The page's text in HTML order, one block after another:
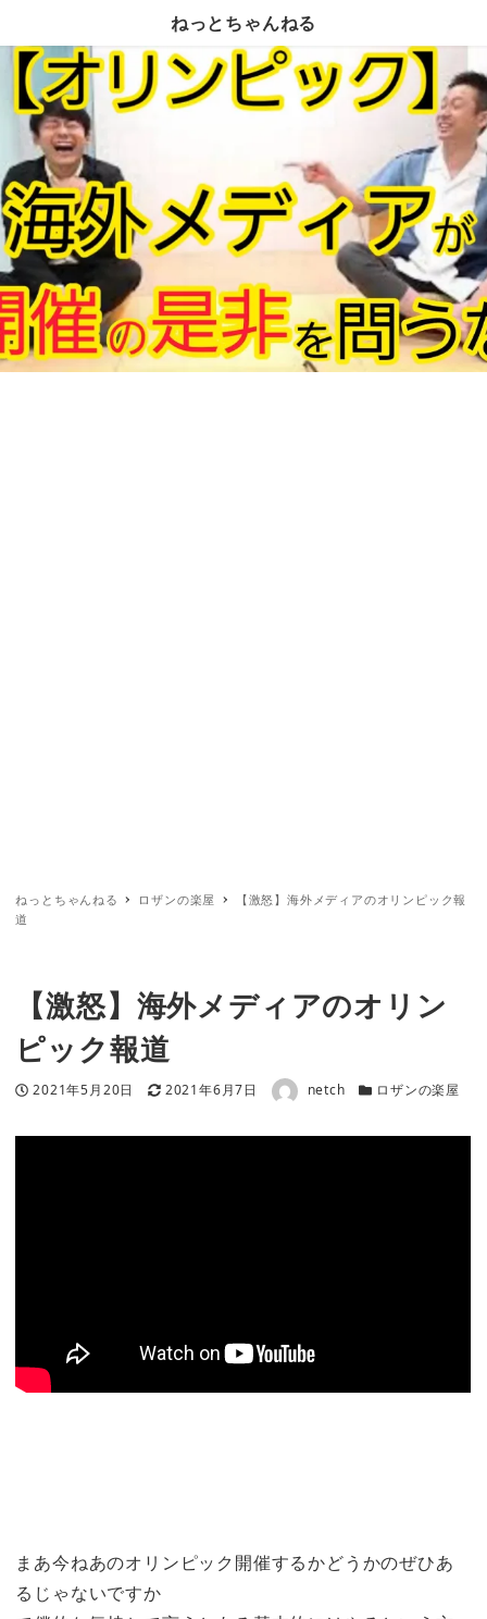
ねっとちゃんねる
ねっとちゃんねる ロザンの楽屋
【激怒】海外メディアのオリンピック報
道
【激怒】海外メディアのオリン
ピック報道
投稿日
2021年5月20日 更新日
2021年6月7日 著者 netch カテゴリー
ロザンの楽屋
まあ今ねあのオリンピック開催するかどうかのぜひあ
るじゃないですか